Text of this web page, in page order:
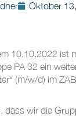
Oktober
10.10.2022 ist
PA 32 ein
(m/w/d) im ZAB
dass wir die